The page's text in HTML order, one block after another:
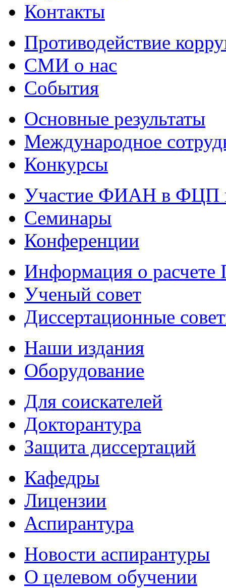
Контакты
Противодействие
СМИ о нас
События
Основные результаты
Международное
Конкурсы
Участие ФИАН в ФЦП
Семинары
Конференции
Информация о
Ученый совет
Диссертационные
Наши издания
Оборудование
Для соискателей
Докторантура
Защита диссертаций
Кафедры
Лицензии
Аспирантура
Новости аспирантуры
О целевом обучении